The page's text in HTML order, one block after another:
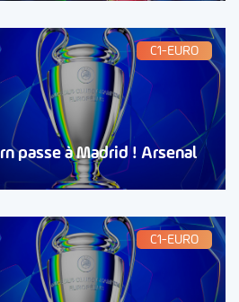
C1-EURO
passe à Madrid ! Arsenal
C1-EURO